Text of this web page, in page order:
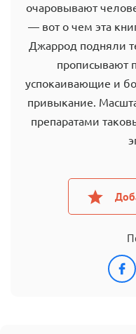
очаровывают
— вот о чем эта
Джаррод подняли
прописывают
успокаивающие и
привыкание.
препаратами